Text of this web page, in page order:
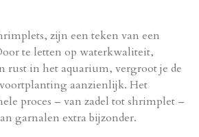
zijn een teken van een
te letten op waterkwaliteit,
rust in het aquarium, vergroot je de
voortplanting aanzienlijk. Het
proces – van zadel tot shrimplet –
garnalen extra bijzonder.